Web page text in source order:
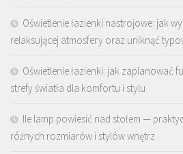
Oświetlenie łazienki nastrojowe: jak
relaksującej atmosfery oraz uniknąć
Oświetlenie łazienki: jak zaplanować
strefy światła dla komfortu i stylu
Ile lamp powiesić nad stołem —
różnych rozmiarów i stylów wnętrz